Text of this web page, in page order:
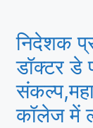
निदेशक
डॉक्टर डे
कॉलेज में